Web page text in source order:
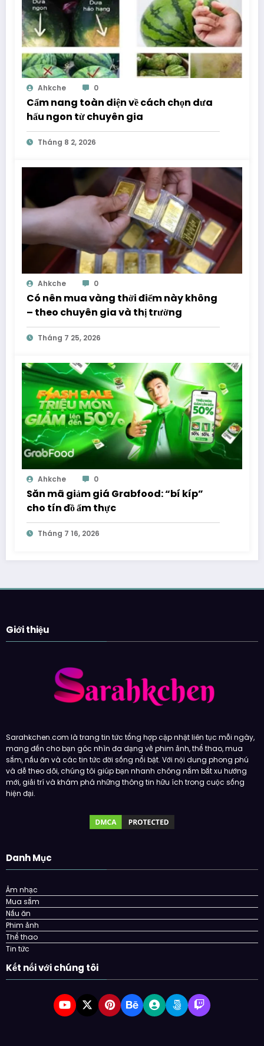
Ahkche 0
Cẩm nang toàn diện về cách chọn dưa
hấu ngon từ chuyên gia
Tháng 8 2, 2026
Ahkche 0
Có nên mua vàng thời điểm này không
– theo chuyên gia và thị trường
Tháng 7 25, 2026
Ahkche 0
Săn mã giảm giá Grabfood: “bí kíp”
cho tín đồ ẩm thực
Tháng 7 16, 2026
Giới thiệu
Sarahkchen.com là trang tin tức tổng hợp cập nhật liên tục mỗi ngày,
mang đến cho bạn góc nhìn đa dạng về phim ảnh, thể thao, mua
sắm, nấu ăn và các tin tức đời sống nổi bật. Với nội dung phong phú
và dễ theo dõi, chúng tôi giúp bạn nhanh chóng nắm bắt xu hướng
mới, giải trí và khám phá những thông tin hữu ích trong cuộc sống
hiện đại.
Danh Mục
Âm nhạc
Mua sắm
Nấu ăn
Phim ảnh
Thể thao
Tin tức
Kết nối với chúng tôi